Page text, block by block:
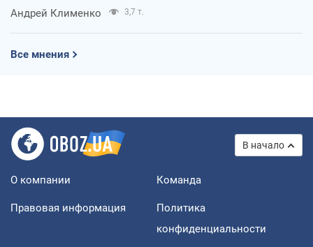
Андрей Клименко 3,7 т.
Все мнения
В начало
О компании Команда
Правовая информация
Политика
конфиденциальности